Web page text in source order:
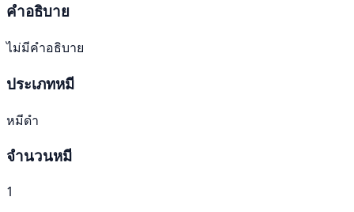
คำอธิบาย
ไม่มีคำอธิบาย
ประเภทหมี
หมีดำ
จำนวนหมี
1